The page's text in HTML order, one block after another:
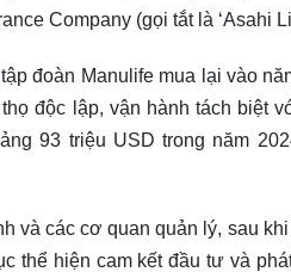
Company (gọi tắt là ‘Asahi
đoàn Manulife mua lại vào
độc lập, vận hành tách biệt
93 triệu USD trong năm
và các cơ quan quản lý, sau
thể hiện cam kết đầu tư và